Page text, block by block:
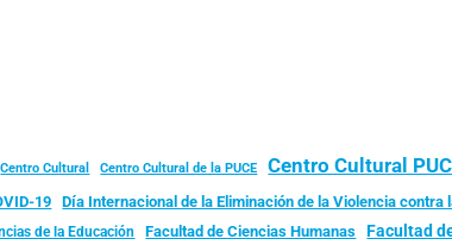
Centro Cultural Centro Cultural de la PUCE Centro Cultural
19 Día Internacional de la Eliminación de la Violencia contra
de la Educación Facultad de Ciencias Humanas Facultad